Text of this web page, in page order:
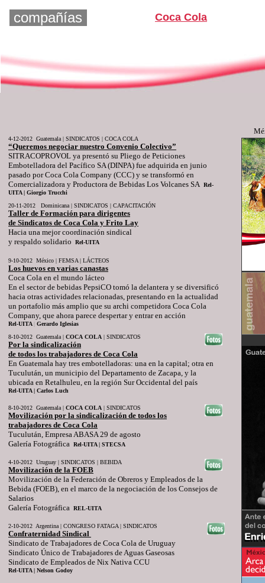
compañías Coca Cola
4-12-2012 Guatemala | SINDICATOS | COCA COLA
“Queremos negociar nuestro Convenio Colectivo”
SITRACOPROVOL ya presentó su Pliego de Peticiones
Embotelladora del Pacífico SA (DINPA) fue adquirida en junio
pasado por Coca Cola Company (CCC) y se transformó en
Comercializadora y Productora de Bebidas Los Volcanes SA Rel-
UITA | Giorgio Trucchi
20-11-2012 Dominicana | SINDICATOS | CAPACITACIÓN
Taller de Formación para dirigentes
de Sindicatos de Coca Cola y Frito Lay
Hacia una mejor coordinación sindical
y respaldo solidario
Rel-UITA
9-10-2012 México | FEMSA | LÁCTEOS
Los huevos en varias canastas
Coca Cola en el mundo lácteo
En el sector de bebidas PepsiCO tomó la delantera y se diversificó
hacia otras actividades relacionadas, presentando en la actualidad
un portafolio más amplio que su archi competidora Coca Cola
Company, que ahora parece despertar y entrar en acción
Rel-UITA
Gerardo Iglesias
8-10-2012 Guatemala | COCA COLA | SINDICATOS
Por la sindicalización
de todos los trabajadores de Coca Cola
En Guatemala hay tres embotelladoras: una en la capital; otra en
Tuculután, un municipio del Departamento de Zacapa, y la
ubicada en Retalhuleu, en la región Sur Occidental del país
Rel-UITA | Carlos Luch
8-10-2012 Guatemala | COCA COLA | SINDICATOS
Movilización por la sindicalización de todos los
trabajadores de Coca Cola
Tuculután, Empresa ABASA 29 de agosto
Galería Fotográfica Rel-UITA | STECSA
4-10-2012 Uruguay | SINDICATOS | BEBIDA
Movilización de la FOEB
Movilización de la Federación de Obreros y Empleados de la
Bebida (FOEB), en el marco de la negociación de los Consejos de
Salarios
Galería Fotográfica REL-UITA
2-10-2012 Argentina | CONGRESO FATAGA | SINDICATOS
Confraternidad Sindical
Sindicato de Trabajadores de Coca Cola de Uruguay
Sindicato Único de Trabajadores de Aguas Gaseosas
Sindicato de Empleados de Nix Nativa CCU
Rel-UITA | Nelson Godoy